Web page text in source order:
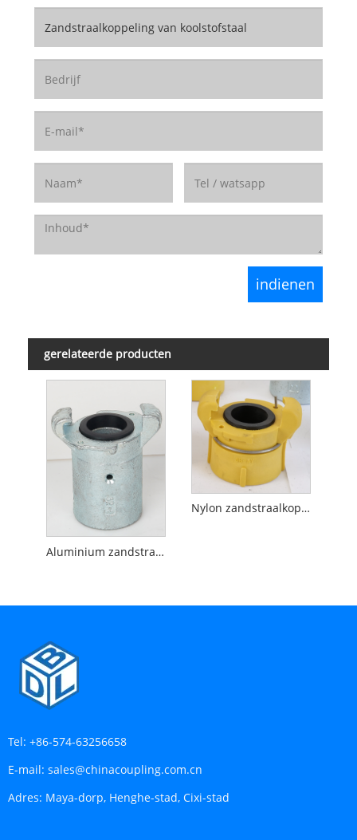
gerelateerde producten
Aluminium zandstraalkoppeling
Nylon zandstraalkoppeling
Tel: +86-574-63256658
E-mail: sales@chinacoupling.com.cn
Adres: Maya-dorp, Henghe-stad, Cixi-stad